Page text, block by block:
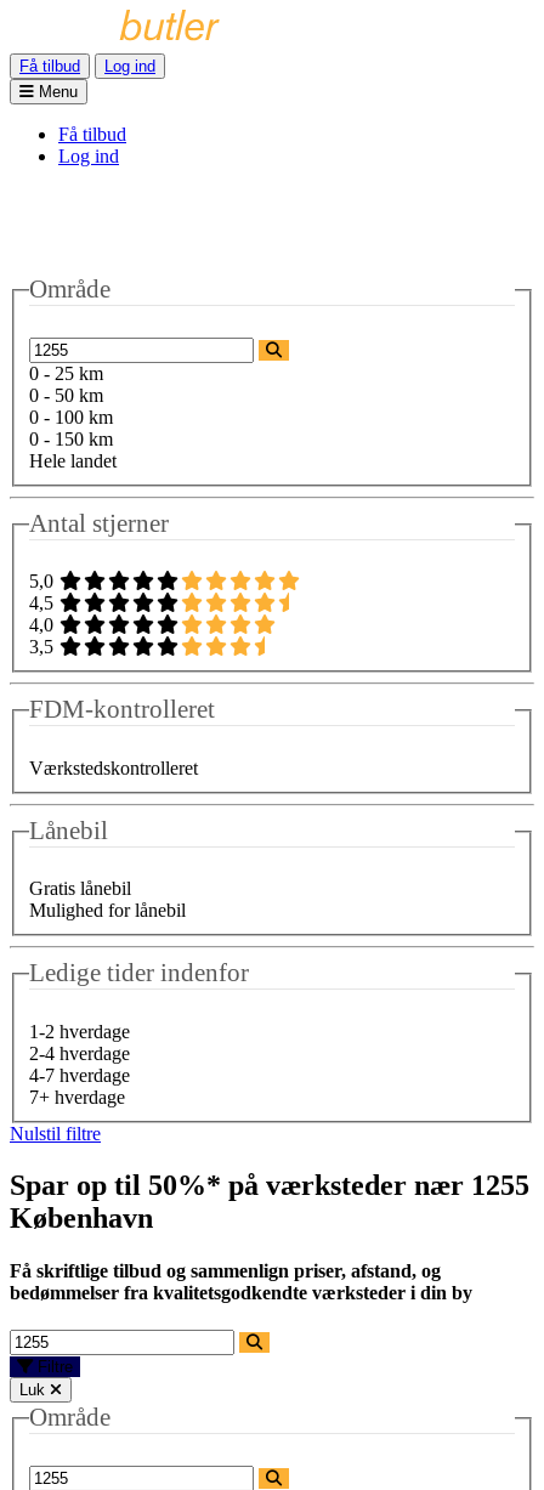
Få tilbud
Log ind
Menu
Få tilbud
Log ind
Område
0 - 25 km
0 - 50 km
0 - 100 km
0 - 150 km
Hele landet
Antal stjerner
5,0
4,5
4,0
3,5
FDM-kontrolleret
Værkstedskontrolleret
Lånebil
Gratis lånebil
Mulighed for lånebil
Ledige tider indenfor
1-2 hverdage
2-4 hverdage
4-7 hverdage
7+ hverdage
Nulstil filtre
Spar op til 50%* på værksteder nær 1255
København
Få skriftlige tilbud og sammenlign priser, afstand, og
bedømmelser fra kvalitetsgodkendte værksteder i din by
Filtre
Luk
Område